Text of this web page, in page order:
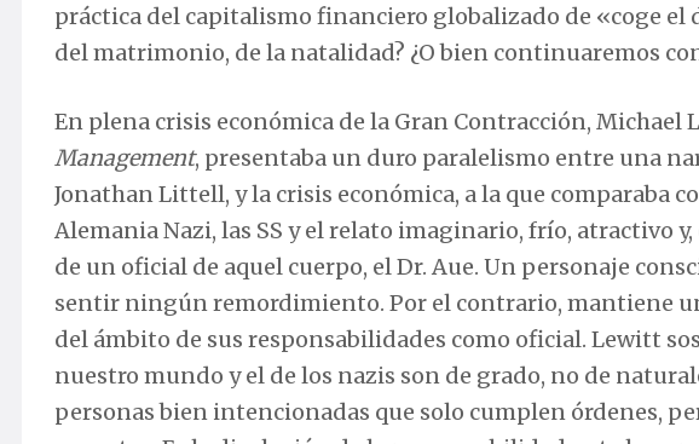
práctica del capitalismo financiero globalizado de «coge el
del matrimonio, de la natalidad? ¿O bien continuaremos
En plena crisis económica de la Gran Contracción, Michael
Management, presentaba un duro paralelismo entre una
Jonathan Littell, y la crisis económica, a la que comparaba
Alemania Nazi, las SS y el relato imaginario, frío, atractivo
de un oficial de aquel cuerpo, el Dr. Aue. Un personaje
sentir ningún remordimiento. Por el contrario, mantiene
del ámbito de sus responsabilidades como oficial. Lewitt
nuestro mundo y el de los nazis son de grado, no de
personas bien intencionadas que solo cumplen órdenes,